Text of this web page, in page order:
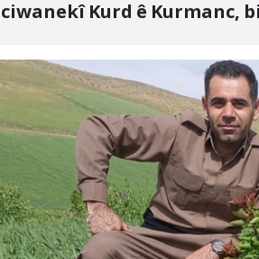
ciwanekî Kurd ê Kurmanc,
cezakirin